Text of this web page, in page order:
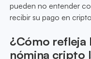
pueden no entender
recibir su pago en
¿Cómo refleja
nómina cripto